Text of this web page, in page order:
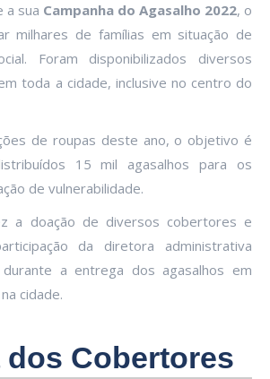
a sua Campanha do Agasalho 2022, o
milhares de famílias em situação de
Foram disponibilizados diversos
toda a cidade, inclusive no centro do
de roupas deste ano, o objetivo é
15 mil agasalhos para os
de vulnerabilidade.
a doação de diversos cobertores e
da diretora administrativa
durante a entrega dos agasalhos em
cidade.
dos Cobertores